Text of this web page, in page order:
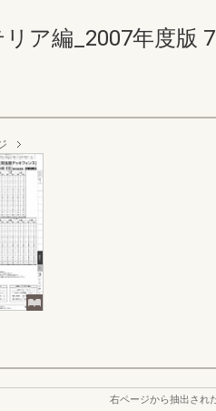
ア編_2007年度版
右ページから抽出され